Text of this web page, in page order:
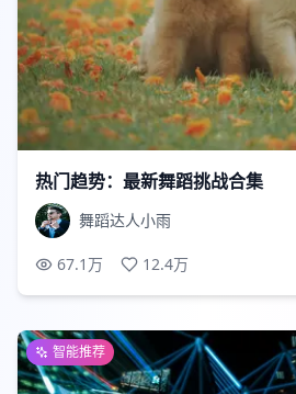
热门趋势：最新舞蹈挑战合集
舞蹈达人小雨
67.1万 12.4万
智能推荐